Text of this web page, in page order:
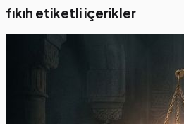
fıkıh etiketli içerikler